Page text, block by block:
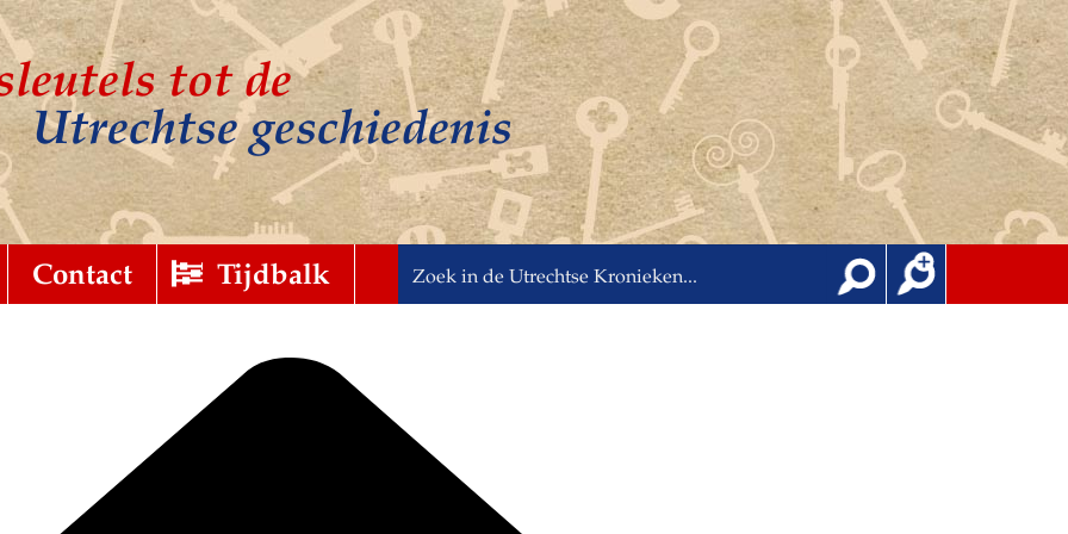
tot de
Utrechtse geschiedenis
Contact Tijdbalk